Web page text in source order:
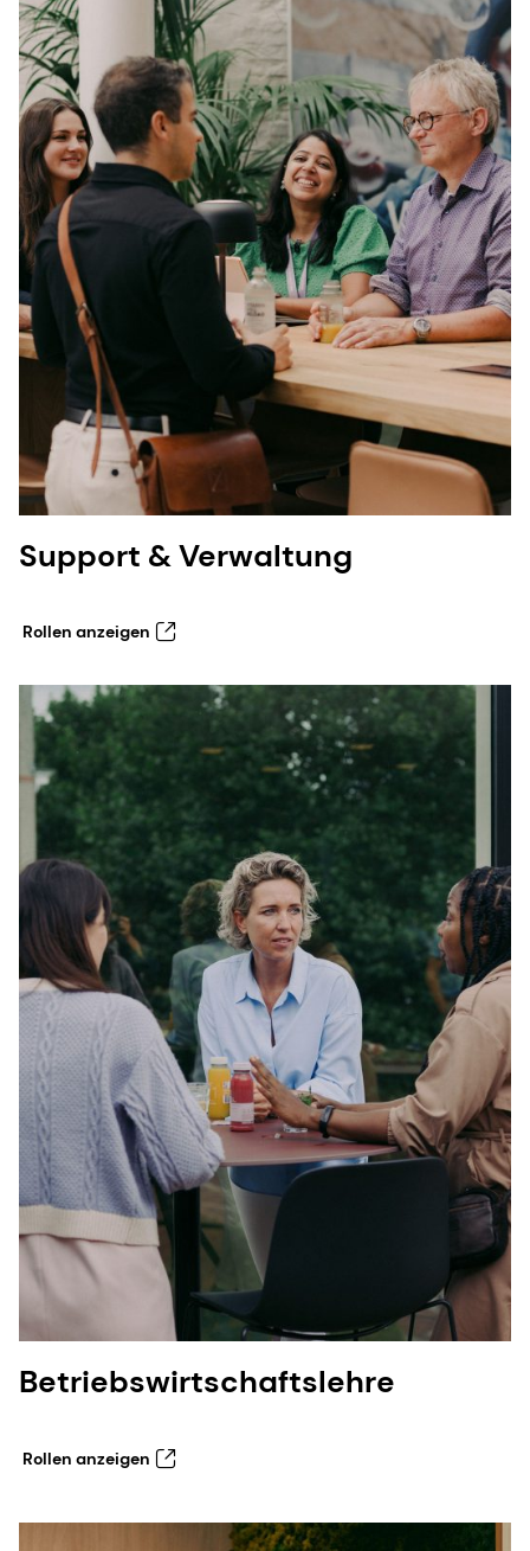
Support & Verwaltung
Rollen anzeigen
Betriebswirtschaftslehre
Rollen anzeigen